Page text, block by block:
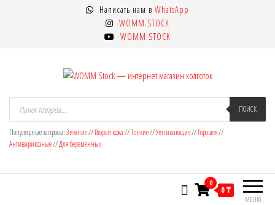
Написать нам в WhatsApp
WOMM.STOCK
WOMM.STOCK
WOMM Stock — интернет магазин
колготок
Колготки MANZI, Naja Street тонкие,
фантазийные, чулки, лосины
Поиск
товаров ПОИСК
Популярные запросы:Зимние//Вторая кожа//Тонкие//Утягивающие//Горошек//
Антиварикозные//Для беременных
МЕНЮ
0
0 ₸